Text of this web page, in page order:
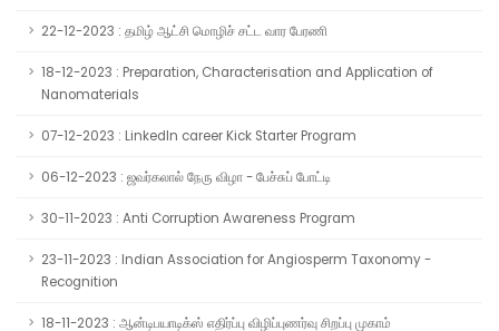
22-12-2023 : தமிழ் ஆட்சி மொழிச் சட்ட வார பேரணி
18-12-2023 : Preparation, Characterisation and Application of
Nanomaterials
07-12-2023 : LinkedIn career Kick Starter Program
06-12-2023 : ஜவர்கலால் நேரு விழா - பேச்சுப் போட்டி
30-11-2023 : Anti Corruption Awareness Program
23-11-2023 : Indian Association for Angiosperm Taxonomy -
Recognition
18-11-2023 : ஆன்டிபயாடிக்ஸ் எதிர்ப்பு விழிப்புணர்வு சிறப்பு முகாம்